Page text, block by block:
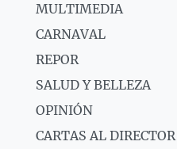
MULTIMEDIA
CARNAVAL
REPOR
SALUD Y BELLEZA
OPINIÓN
CARTAS AL DIRECTOR